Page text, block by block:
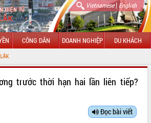
Vietnamese| English
CÔNG DÂN DOANH NGHIỆP DU KHÁCH
trước thời hạn hai lần liên tiếp?
Đọc bài viết